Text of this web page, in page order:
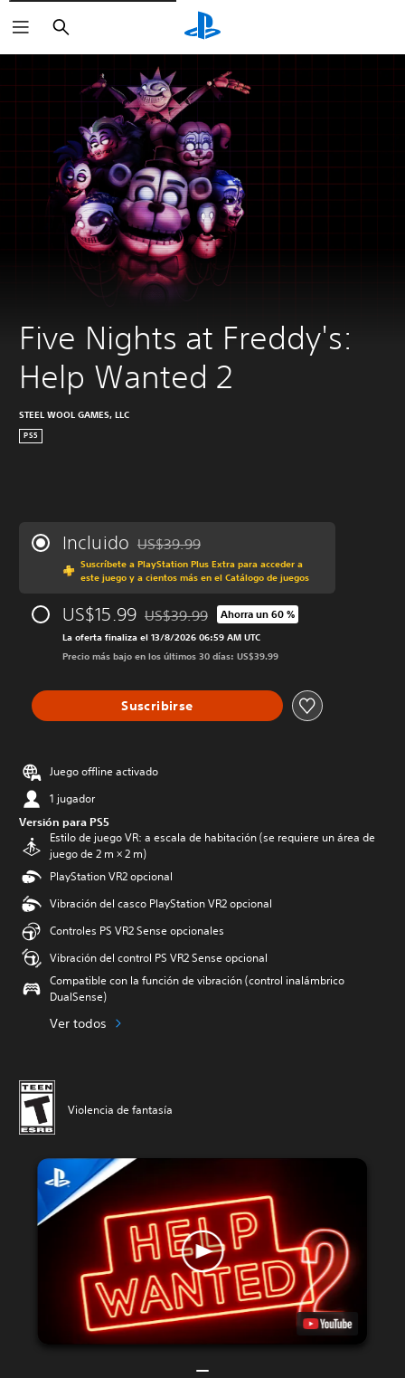
Buscar
Five Nights at Freddy's:
Help Wanted 2
STEEL WOOL GAMES, LLC
PS5
Incluido Rebajado del precio original de US$39.99
US$39.99
Suscríbete a PlayStation Plus Extra para acceder a
este juego y a cientos más en el Catálogo de juegos
US$15.99 Rebajado del precio original de US$39.99
US$39.99 Ahorra un 60 %
La oferta finaliza el 13/8/2026 06:59 AM UTC
Precio más bajo en los últimos 30 días: US$39.99
Suscribirse
Juego offline activado
1 jugador
Versión para PS5
Estilo de juego VR: a escala de habitación (se requiere un área de
juego de 2 m × 2 m)
PlayStation VR2 opcional
Vibración del casco PlayStation VR2 opcional
Controles PS VR2 Sense opcionales
Vibración del control PS VR2 Sense opcional
Compatible con la función de vibración (control inalámbrico
DualSense)
Ver todos
Violencia de fantasía